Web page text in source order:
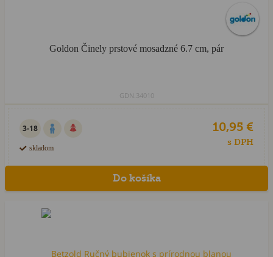
Goldon Činely prstové mosadzné 6.7 cm, pár
GDN.34010
3-18
skladom
10,95 €
s DPH